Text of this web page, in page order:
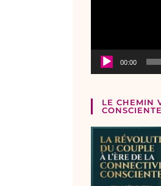
00:00
LE CHEMIN